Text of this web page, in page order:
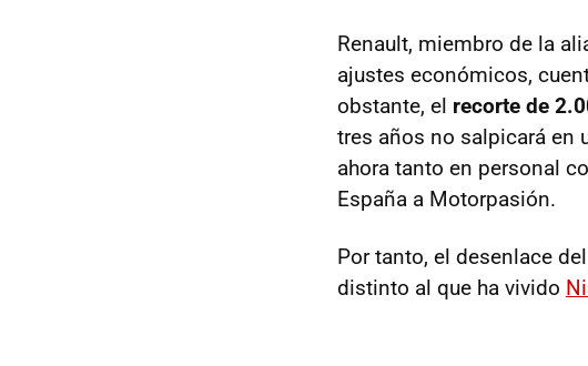
Renault, miembro de la
ajustes económicos,
obstante, el recorte de
tres años no salpicará en
ahora tanto en personal
España a Motorpasión.
Por tanto, el desenlace
distinto al que ha vivido